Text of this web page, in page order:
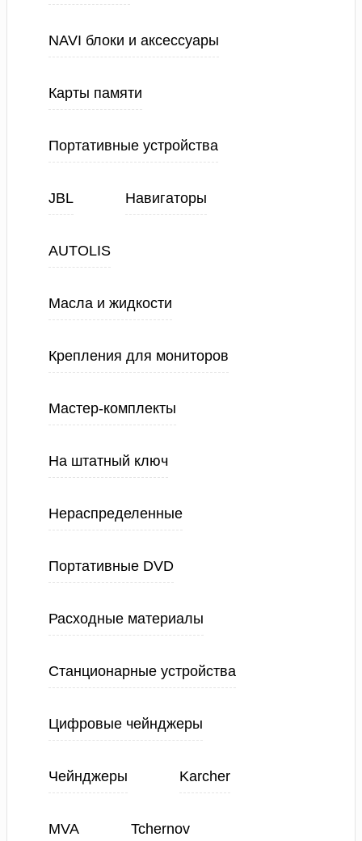
NAVI блоки и аксессуары
Карты памяти
Портативные устройства
JBL Навигаторы
AUTOLIS
Масла и жидкости
Крепления для мониторов
Мастер-комплекты
На штатный ключ
Нераспределенные
Портативные DVD
Расходные материалы
Станционарные устройства
Цифровые чейнджеры
Чейнджеры Karcher
MVA Tchernov